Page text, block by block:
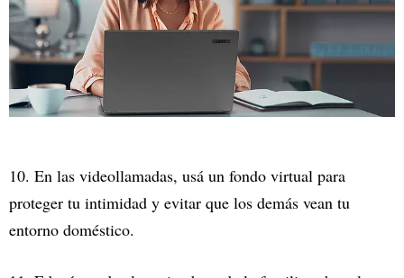
10. En las videollamadas, usá un fondo virtual para
proteger tu intimidad y evitar que los demás vean tu
entorno doméstico.